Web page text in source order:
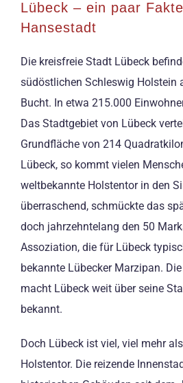
Lübeck – ein paar
Hansestadt
Die kreisfreie Stadt Lübeck
südöstlichen Schleswig Holstein
Bucht. In etwa 215.000
Das Stadtgebiet von Lübeck
Grundfläche von 214
Lübeck, so kommt vielen
weltbekannte Holstentor in den
überraschend, schmückte das
doch jahrzehntelang den 50
Assoziation, die für Lübeck
bekannte Lübecker Marzipan.
macht Lübeck weit über seine
bekannt.
Doch Lübeck ist viel, viel mehr
Holstentor. Die reizende